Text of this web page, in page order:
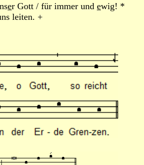
er Gott / für immer und ewig! *
leiten. +